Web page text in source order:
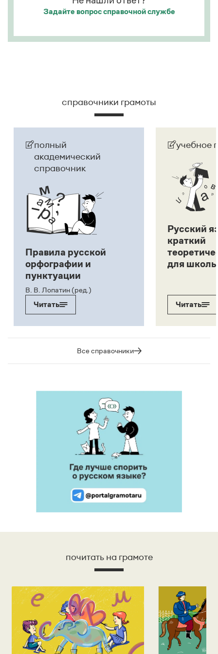
Страница ответаЗадайте вопроссправочной службе
справочники грамоты
полный
академический
справочник
Правила русской
орфографии и
пунктуации
В. В. Лопатин (ред.)
Читать
учебное
Русский
краткий
для
Читать
Все справочники
почитать на грамоте